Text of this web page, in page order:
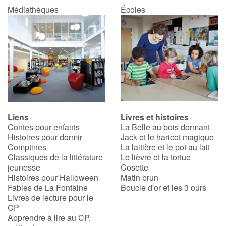
Médiathèques Écoles
Liens
Contes pour enfants
Histoires pour dormir
Comptines
Classiques de la littérature
jeunesse
Histoires pour Halloween
Fables de La Fontaine
Livres de lecture pour le
CP
Apprendre à lire au CP,
Livres et histoires
La Belle au bois dormant
Jack et le haricot magique
La laitière et le pot au lait
Le lièvre et la tortue
Cosette
Matin brun
Boucle d'or et les 3 ours